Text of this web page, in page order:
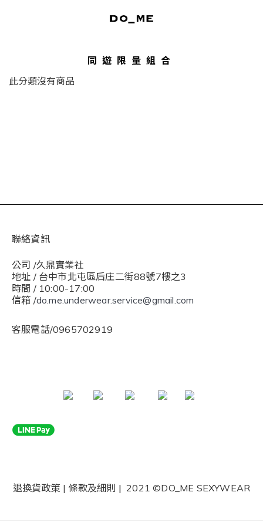
同遊限量組合
此分類沒有商品
聯絡資訊
公司 /久鼎實業社
地址 / 台中市北屯區后庄二街88號7樓之3
時間 / 10:00-17:00
信箱 /do.me.underwear.service@gmail.com
客服電話/0965702919
退換貨政策 | 條款及細則 | 2021 ©DO_ME SEXYWEAR